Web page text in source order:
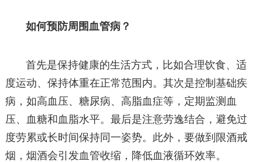
如何预防周围血管病？
首先是保持健康的生活方式，比如合理饮食、适
度运动、保持体重在正常范围内。其次是控制基础疾
病，如高血压、糖尿病、高脂血症等，定期监测血
压、血糖和血脂水平。最后是注意劳逸结合，避免过
度劳累或长时间保持同一姿势。此外，要做到限酒戒
烟，烟酒会引发血管收缩，降低血液循环效率。